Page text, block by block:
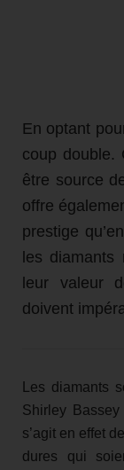
En optant
coup double.
être source
offre
prestige
les diamants
leur valeur
doivent
Les diamants
Shirley
s’agit en effet
dures qui